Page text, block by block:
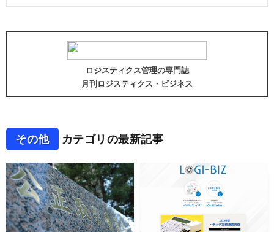
ロジスティクス管理の専門誌
月刊ロジスティクス・ビジネス
その他 カテゴリの最新記事